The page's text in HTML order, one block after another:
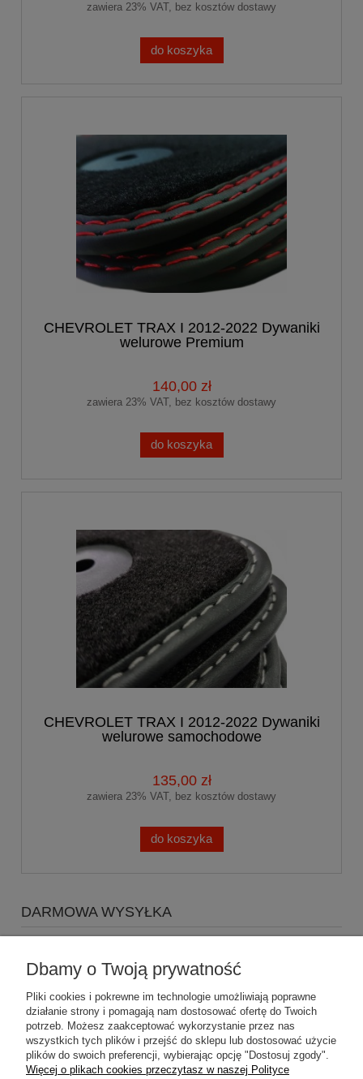
zawiera 23% VAT, bez kosztów dostawy
do koszyka
CHEVROLET TRAX I 2012-2022 Dywaniki
welurowe Premium
140,00 zł
zawiera 23% VAT, bez kosztów dostawy
do koszyka
CHEVROLET TRAX I 2012-2022 Dywaniki
welurowe samochodowe
135,00 zł
zawiera 23% VAT, bez kosztów dostawy
do koszyka
DARMOWA WYSYŁKA
wysyłki Gratis
Pomoc
Dbamy o Twoją prywatność
Pliki cookies i pokrewne im technologie umożliwiają poprawne
działanie strony i pomagają nam dostosować ofertę do Twoich
potrzeb. Możesz zaakceptować wykorzystanie przez nas
wszystkich tych plików i przejść do sklepu lub dostosować użycie
plików do swoich preferencji, wybierając opcję "Dostosuj zgody".
Więcej o plikach cookies przeczytasz w naszej Polityce